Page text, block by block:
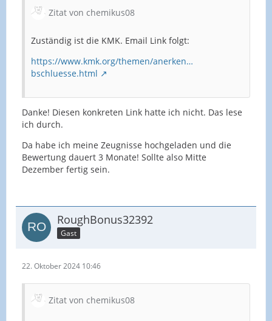
Zitat von chemikus08
Zuständig ist die KMK. Email Link folgt:
https://www.kmk.org/themen/anerken…
bschluesse.html
Danke! Diesen konkreten Link hatte ich nicht. Das lese
ich durch.
Da habe ich meine Zeugnisse hochgeladen und die
Bewertung dauert 3 Monate! Sollte also Mitte
Dezember fertig sein.
RoughBonus32392
Gast
22. Oktober 2024 10:46
Zitat von chemikus08